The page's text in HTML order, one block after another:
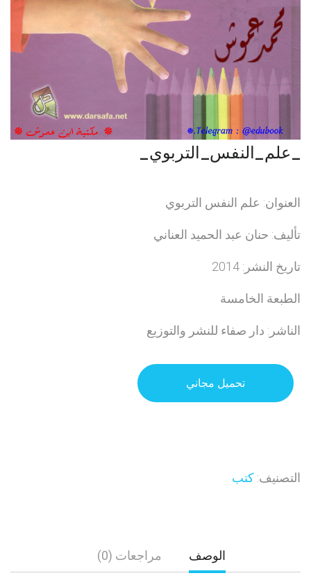
_علم_النفس_التربوي_
العنوان: علم النفس التربوي
تأليف: حنان عبد الحميد العناني
تاريخ النشر: 2014
الطبعة الخامسة
الناشر: دار صفاء للنشر والتوزيع
تحميل مجاني
التصنيف: كتب
الوصف مراجعات (0)